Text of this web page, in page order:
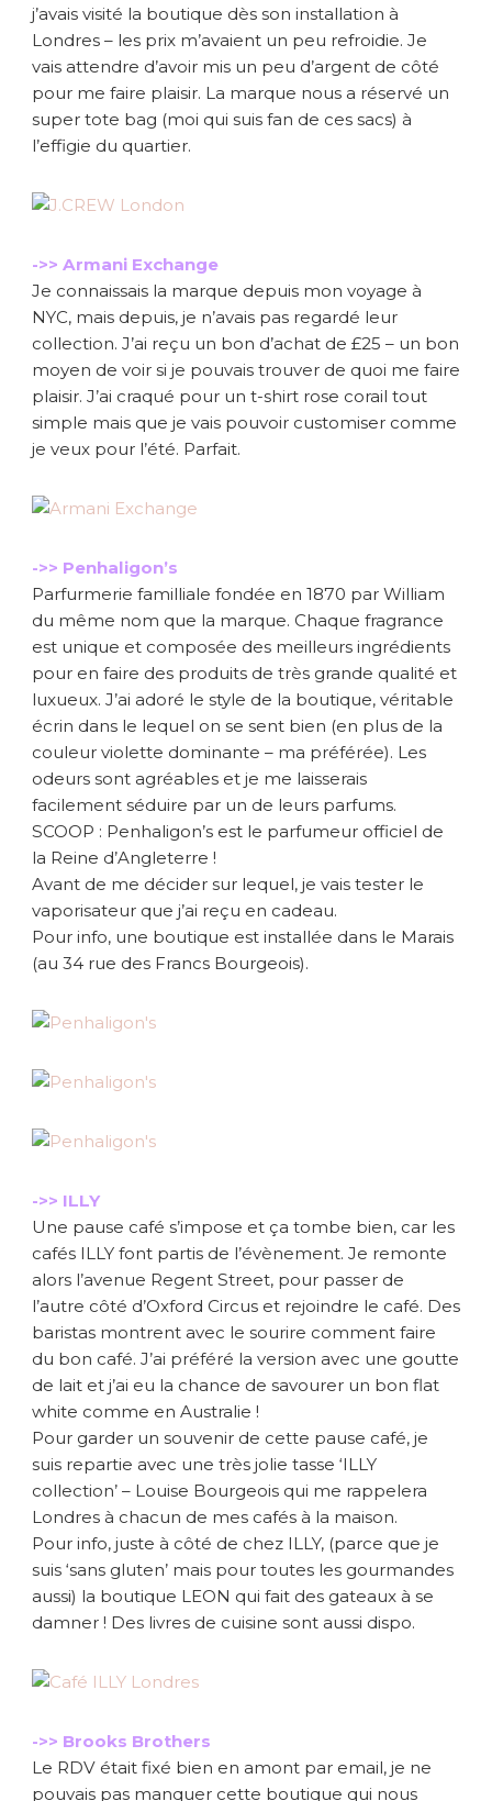
j’avais visité la boutique dès son installation à
Londres – les prix m’avaient un peu refroidie. Je
vais attendre d’avoir mis un peu d’argent de côté
pour me faire plaisir. La marque nous a réservé un
super tote bag (moi qui suis fan de ces sacs) à
l’effigie du quartier.
->> Armani Exchange
Je connaissais la marque depuis mon voyage à
NYC, mais depuis, je n’avais pas regardé leur
collection. J’ai reçu un bon d’achat de £25 – un bon
moyen de voir si je pouvais trouver de quoi me faire
plaisir. J’ai craqué pour un t-shirt rose corail tout
simple mais que je vais pouvoir customiser comme
je veux pour l’été. Parfait.
->> Penhaligon’s
Parfurmerie familliale fondée en 1870 par William
du même nom que la marque. Chaque fragrance
est unique et composée des meilleurs ingrédients
pour en faire des produits de très grande qualité et
luxueux. J’ai adoré le style de la boutique, véritable
écrin dans le lequel on se sent bien (en plus de la
couleur violette dominante – ma préférée). Les
odeurs sont agréables et je me laisserais
facilement séduire par un de leurs parfums.
SCOOP : Penhaligon’s est le parfumeur officiel de
la Reine d’Angleterre !
Avant de me décider sur lequel, je vais tester le
vaporisateur que j’ai reçu en cadeau.
Pour info, une boutique est installée dans le Marais
(au 34 rue des Francs Bourgeois).
->> ILLY
Une pause café s’impose et ça tombe bien, car les
cafés ILLY font partis de l’évènement. Je remonte
alors l’avenue Regent Street, pour passer de
l’autre côté d’Oxford Circus et rejoindre le café. Des
baristas montrent avec le sourire comment faire
du bon café. J’ai préféré la version avec une goutte
de lait et j’ai eu la chance de savourer un bon flat
white comme en Australie !
Pour garder un souvenir de cette pause café, je
suis repartie avec une très jolie tasse ‘ILLY
collection’ – Louise Bourgeois qui me rappelera
Londres à chacun de mes cafés à la maison.
Pour info, juste à côté de chez ILLY, (parce que je
suis ‘sans gluten’ mais pour toutes les gourmandes
aussi) la boutique LEON qui fait des gateaux à se
damner ! Des livres de cuisine sont aussi dispo.
->> Brooks Brothers
Le RDV était fixé bien en amont par email, je ne
pouvais pas manquer cette boutique qui nous